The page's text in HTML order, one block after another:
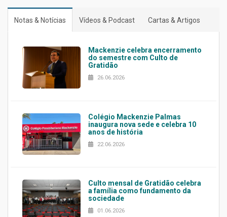
Notas & Notícias Vídeos & Podcast Cartas & Artigos
Mackenzie celebra encerramento
do semestre com Culto de
Gratidão
26.06.2026
Colégio Mackenzie Palmas
inaugura nova sede e celebra 10
anos de história
22.06.2026
Culto mensal de Gratidão celebra
a família como fundamento da
sociedade
01.06.2026